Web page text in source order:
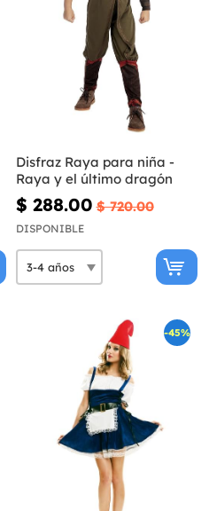
Disfraz Raya para niña -
Raya y el último dragón
$ 288.00 $ 720.00
DISPONIBLE
-45%